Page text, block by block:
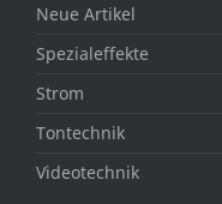
Neue Artikel
Spezialeffekte
Strom
Tontechnik
Videotechnik